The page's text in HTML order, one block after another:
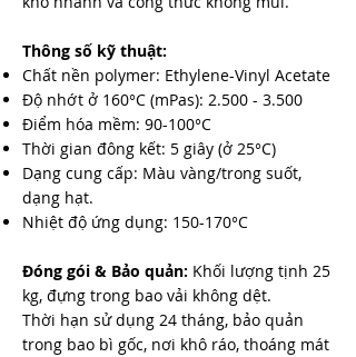
Thông số kỹ thuật:
Chất nền polymer: Ethylene-Vinyl Acetate
Độ nhớt ở 160°C (mPas): 2.500 - 3.500
Điểm hóa mềm: 90-100°C
Thời gian đông kết: 5 giây (ở 25°C)
Dạng cung cấp: Màu vàng/trong suốt,
dạng hạt.
Nhiệt độ ứng dụng: 150-170°C
Đóng gói & Bảo quản: Khối lượng tịnh 25
kg, đựng trong bao vải không dệt.
Thời hạn sử dụng 24 tháng, bảo quản
trong bao bì gốc, nơi khô ráo, thoáng mát